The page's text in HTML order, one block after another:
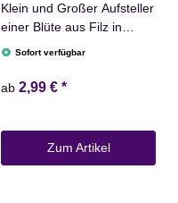
Klein und Großer Aufsteller
einer Blüte aus Filz in
Dunkelgrün
Sofort verfügbar
ab 2,99 € *
Zum Artikel